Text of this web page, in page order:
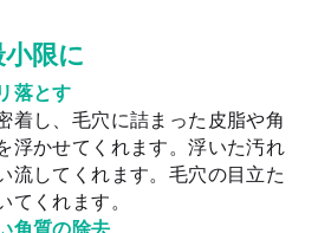
限に
落とす
着し、毛穴に詰まった皮脂や角
浮かせてくれます。浮いた汚れ
流してくれます。毛穴の目立た
てくれます。